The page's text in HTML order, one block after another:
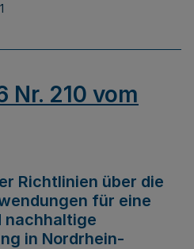
Nr. 210 vom
Richtlinien über die
für eine
nachhaltige
in Nordrhein-